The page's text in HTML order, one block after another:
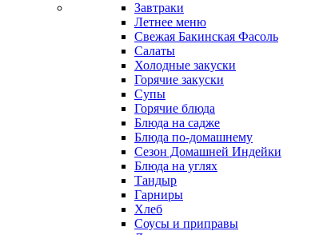
Завтраки
Летнее меню
Свежая Бакинская Фасоль
Салаты
Холодные закуски
Горячие закуски
Супы
Горячие блюда
Блюда на садже
Блюда по-домашнему
Сезон Домашней Индейки
Блюда на углях
Тандыр
Гарниры
Хлеб
Соусы и приправы